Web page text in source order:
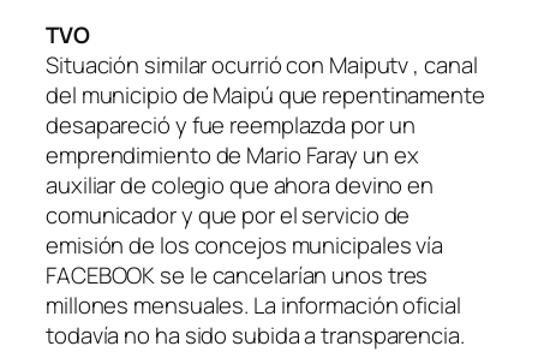
TVO
Situación similar ocurrió con Maiputv , canal
del municipio de Maipú que repentinamente
desapareció y fue reemplazda por un
emprendimiento de Mario Faray un ex
auxiliar de colegio que ahora devino en
comunicador y que por el servicio de
emisión de los concejos municipales vía
FACEBOOK se le cancelarían unos tres
millones mensuales. La información oficial
todavía no ha sido subida a transparencia.